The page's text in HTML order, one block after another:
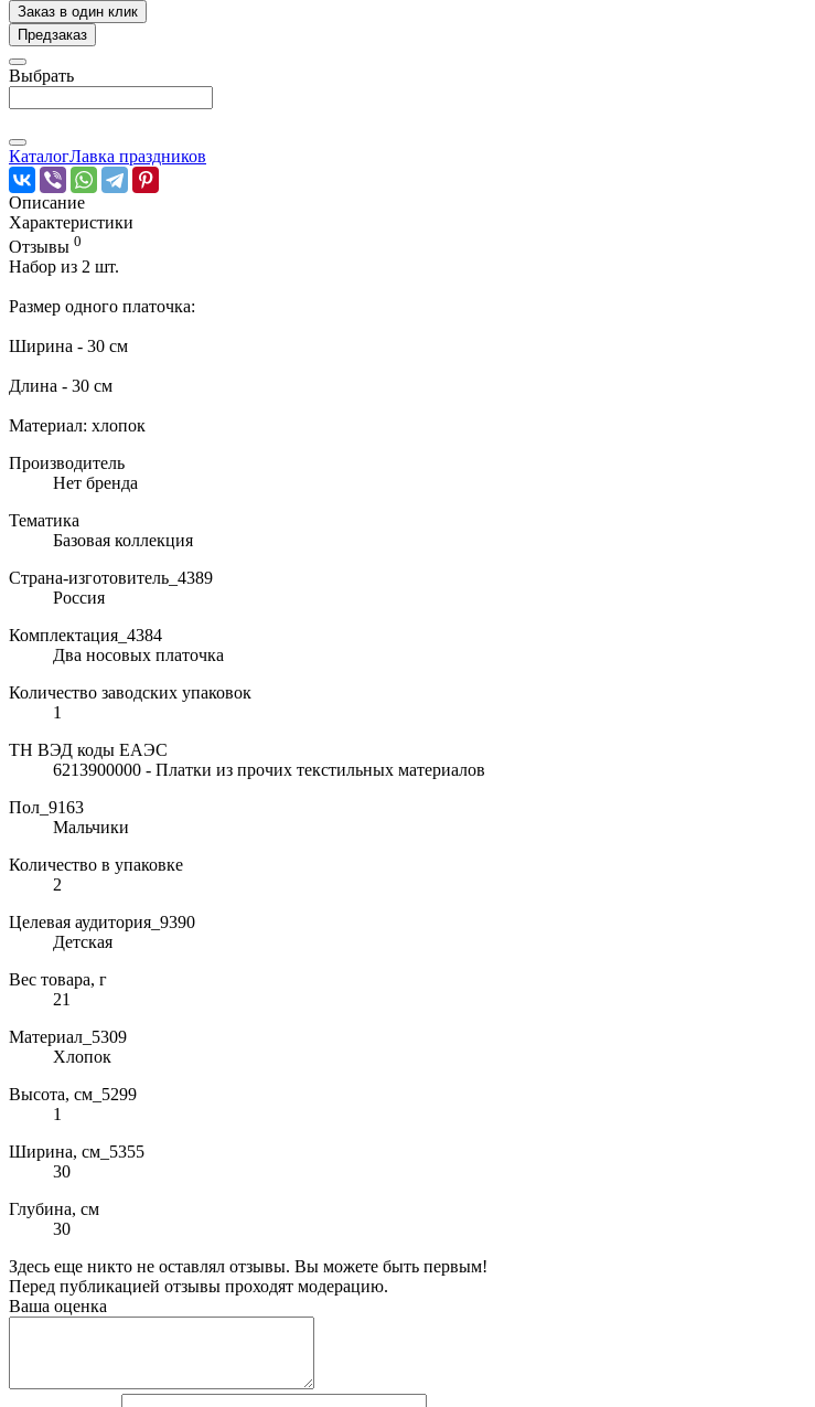
Заказ в один клик
Предзаказ
Выбрать
КаталогЛавка праздников
Описание
Характеристики
Отзывы 0
Набор из 2 шт.
Размер одного платочка:
Ширина - 30 см
Длина - 30 см
Материал: хлопок
Производитель
Нет бренда
Тематика
Базовая коллекция
Страна-изготовитель_4389
Россия
Комплектация_4384
Два носовых платочка
Количество заводских упаковок
1
ТН ВЭД коды ЕАЭС
6213900000 - Платки из прочих текстильных материалов
Пол_9163
Мальчики
Количество в упаковке
2
Целевая аудитория_9390
Детская
Вес товара, г
21
Материал_5309
Хлопок
Высота, см_5299
1
Ширина, см_5355
30
Глубина, см
30
Здесь еще никто не оставлял отзывы. Вы можете быть первым!
Перед публикацией отзывы проходят модерацию.
Ваша оценка